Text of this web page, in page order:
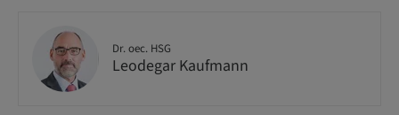
Dr. oec. HSG
Leodegar Kaufmann